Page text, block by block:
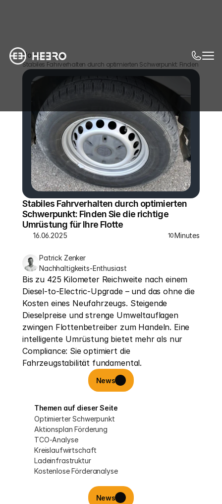
Home News
Stabiles Fahrverhalten durch optimierten Schwerpunkt: Finden Sie die
Stabiles Fahrverhalten durch optimierten
Schwerpunkt: Finden Sie die richtige
Umrüstung für Ihre Flotte
16.06.2025 10Minutes
Patrick Zenker
Nachhaltigkeits-Enthusiast
Bis zu 425 Kilometer Reichweite nach einem
Diesel-to-Electric-Upgrade – und das ohne die
Kosten eines Neufahrzeugs. Steigende
Dieselpreise und strenge Umweltauflagen
zwingen Flottenbetreiber zum Handeln. Eine
intelligente Umrüstung bietet mehr als nur
Compliance: Sie optimiert die
Fahrzeugstabilität fundamental.
News
Themen auf dieser Seite
Optimierter Schwerpunkt
Aktionsplan Förderung
TCO-Analyse
Kreislaufwirtschaft
Ladeinfrastruktur
Kostenlose Förderanalyse
News